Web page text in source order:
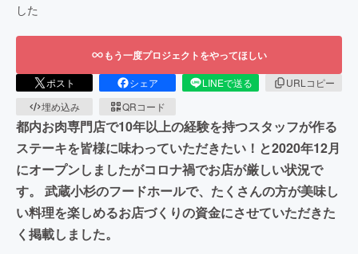
した
もう一度プロジェクトをやってほしい
ポスト シェア LINEで送る
URLコピー
埋め込み
QRコード
都内お肉専門店で10年以上の経験を持つスタッフが作る
ステーキを皆様に味わっていただきたい！と2020年12月
にオープンしましたがコロナ禍でお店が厳しい状況で
す。 武蔵小杉のフードホールで、たくさんの方が美味し
い料理を楽しめるお店づくりの資金にさせていただきた
く掲載しました。